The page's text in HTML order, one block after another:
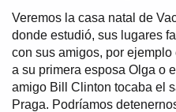
Veremos la casa natal de
donde estudió, sus lugares
con sus amigos, por
a su primera esposa Olga o
amigo Bill Clinton tocaba el
Praga. Podríamos